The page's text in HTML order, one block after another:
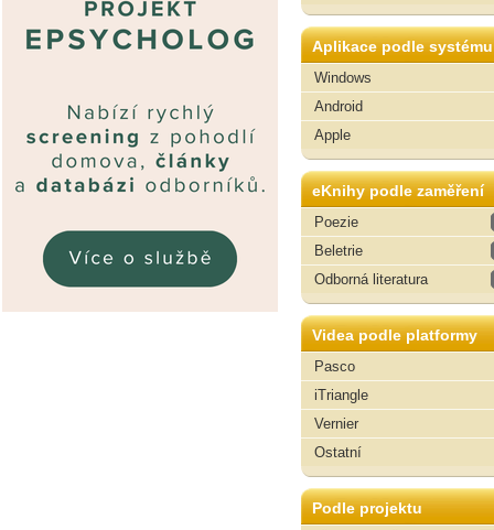
Aplikace podle systému
Windows
Android
Apple
eKnihy podle zaměření
Poezie
Beletrie
Odborná literatura
Videa podle platformy
Pasco
iTriangle
Vernier
Ostatní
Podle projektu